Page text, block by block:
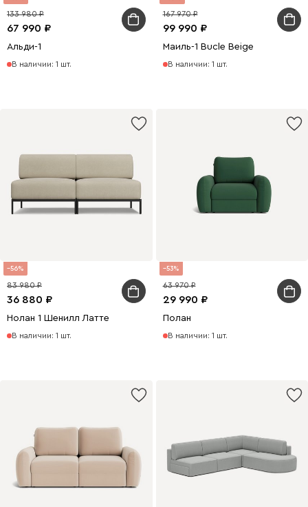
67 990
133 980
Альди-1
В наличии: 1 шт.
99 990
167 970
Маиль-1 Bucle Beige
В наличии: 1 шт.
56
36 880
83 980
Нолан 1 Шенилл Латте
В наличии: 1 шт.
53
29 990
63 970
Полан
В наличии: 1 шт.